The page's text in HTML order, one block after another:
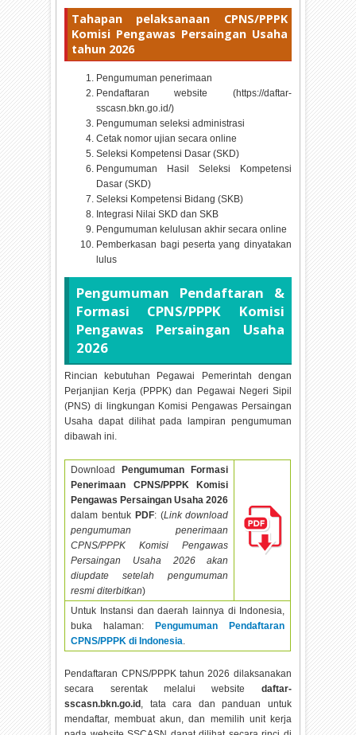
Tahapan pelaksanaan CPNS/PPPK
Komisi Pengawas Persaingan Usaha
tahun 2026
Pengumuman penerimaan
Pendaftaran website (https://daftar-
sscasn.bkn.go.id/)
Pengumuman seleksi administrasi
Cetak nomor ujian secara online
Seleksi Kompetensi Dasar (SKD)
Pengumuman Hasil Seleksi Kompetensi
Dasar (SKD)
Seleksi Kompetensi Bidang (SKB)
Integrasi Nilai SKD dan SKB
Pengumuman kelulusan akhir secara online
Pemberkasan bagi peserta yang dinyatakan
lulus
Pengumuman Pendaftaran &
Formasi CPNS/PPPK Komisi
Pengawas Persaingan Usaha
2026
Rincian kebutuhan Pegawai Pemerintah dengan
Perjanjian Kerja (PPPK) dan Pegawai Negeri Sipil
(PNS) di lingkungan Komisi Pengawas Persaingan
Usaha dapat dilihat pada lampiran pengumuman
dibawah ini.
Download
Pengumuman Formasi
Penerimaan CPNS/PPPK Komisi
Pengawas Persaingan Usaha2026
dalam bentuk PDF: (Link download
pengumuman penerimaan
CPNS/PPPK Komisi Pengawas
Persaingan Usaha 2026 akan
diupdate setelah pengumuman
resmi diterbitkan)
Untuk Instansi dan daerah lainnya di Indonesia,
buka halaman:
Pengumuman Pendaftaran
CPNS/PPPK di Indonesia.
Pendaftaran CPNS/PPPK tahun2026 dilaksanakan
secara serentak melalui website daftar-
sscasn.bkn.go.id , tata cara dan panduan untuk
mendaftar, membuat akun, dan memilih unit kerja